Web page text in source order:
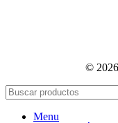
© 2026
Menu